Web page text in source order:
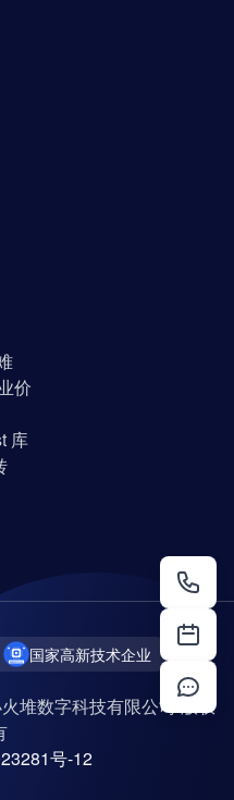
价
库
国家高新技术企业
堆数字科技有限公司 版权
号-12